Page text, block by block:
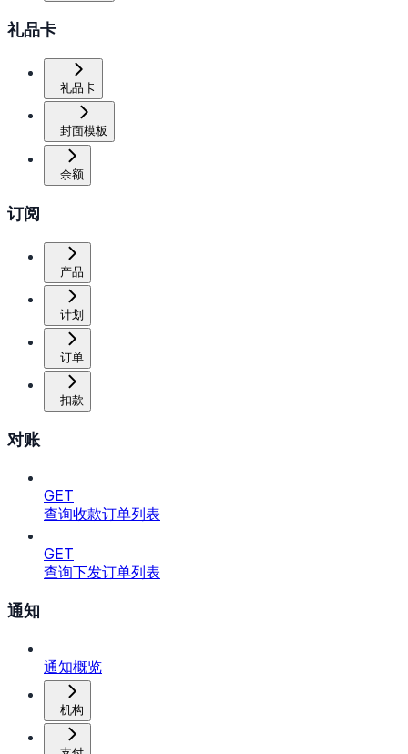
礼品卡
礼品卡
封面模板
余额
订阅
产品
计划
订单
扣款
对账
GET
查询收款订单列表
GET
查询下发订单列表
通知
通知概览
机构